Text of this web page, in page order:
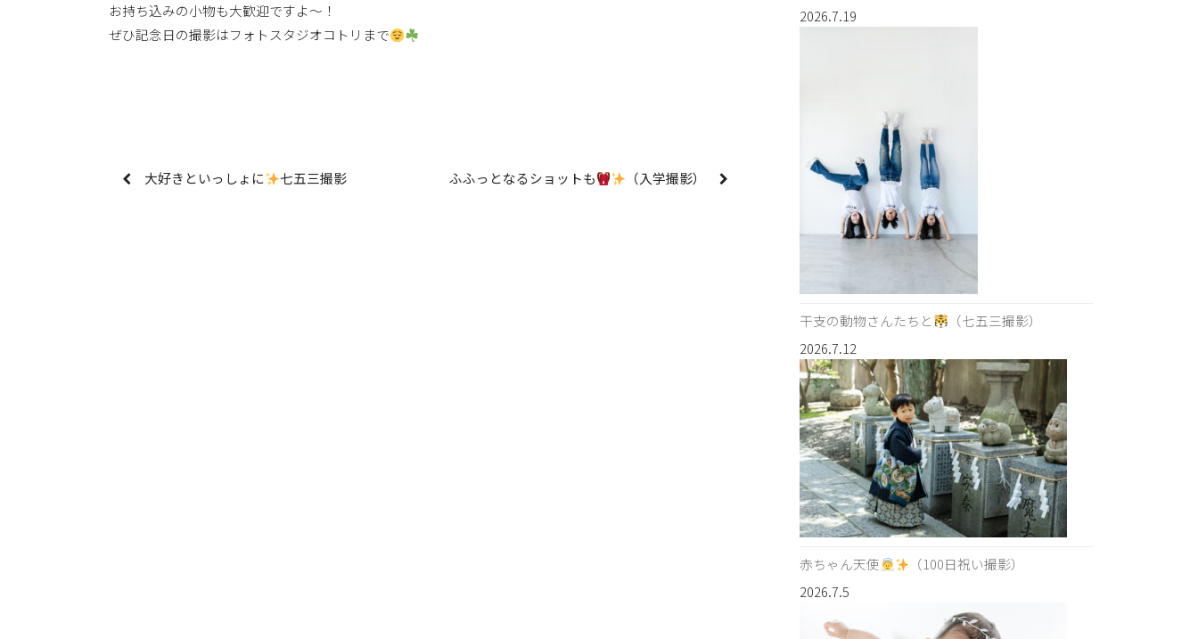
お持ち込みの小物も大歓迎ですよ〜！
ぜひ記念日の撮影はフォトスタジオコトリまで
大好きといっしょに 七五三撮影 ふふっとなるショットも （入学撮影）
2026.7.19
干支の動物さんたちと
（七五三撮影）
2026.7.12
赤ちゃん天使
（100日祝い撮影）
2026.7.5